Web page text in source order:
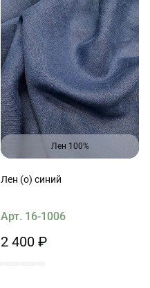
Лен 100%
Лен (о) синий
Арт. 16-1006
2 400 ₽